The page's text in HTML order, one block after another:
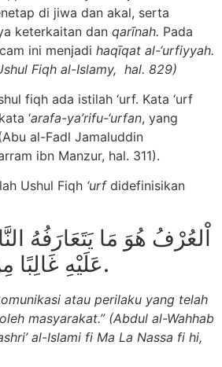
di jiwa dan akal, serta
keterkaitan dan qarīnah. Pada
ini menjadi haqīqat al-‘urfiyyah.
Fiqh al-Islamy, hal. 829)
fiqh ada istilah ‘urf. Kata ‘urf
‘arafa-ya’rifu-‘urfan, yang
al-Fadl Jamaluddin
ibn Manzur, hal. 311).
Ushul Fiqh ‘urfdidefinisikan
اْلعُرْفُ هُوَ مَا يَتَعَارَفُهُ
عَلَيْهِ غَالِبًا مِنْ قَوْلٍ أَوْ فِعْلٍ.
atau perilaku yang telah
masyarakat.” (Abdul al-Wahhab
al-Islami fi Ma La Nassa fi hi,